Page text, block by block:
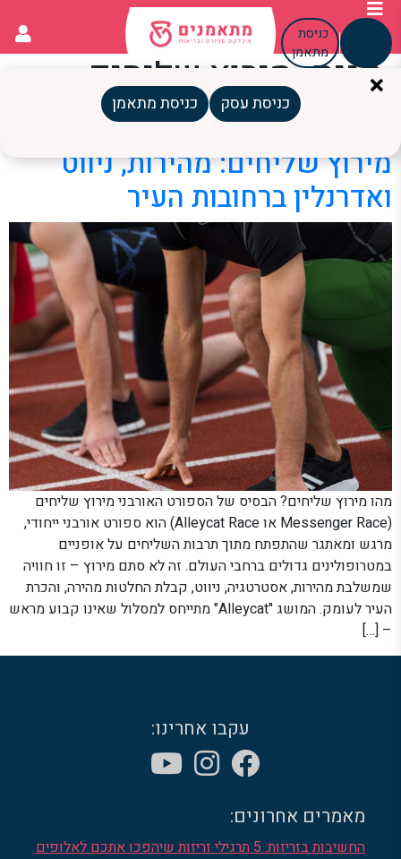
כניסת
מתאמן
כניסת עסק כניסת מתאמן
תגית:מירוץ שליחים
ישראל
מירוץ שליחים: מהירות, ניווט
ואדרנלין ברחובות העיר
מהו מירוץ שליחים? הבסיס של הספורט האורבני מירוץ שליחים
(Messenger Race או Alleycat Race) הוא ספורט אורבני ייחודי,
מרגש ומאתגר שהתפתח מתוך תרבות השליחים על אופניים
במטרופולינים גדולים ברחבי העולם. זה לא סתם מירוץ – זו חוויה
שמשלבת מהירות, אסטרטגיה, ניווט, קבלת החלטות מהירה, והכרת
העיר לעומק. המושג "Alleycat" מתייחס למסלול שאינו קבוע מראש
– […]
עקבו אחרינו:
מאמרים אחרונים:
החשיבות בזריזות: 5 תרגילי זריזות שיהפכו אתכם לאלופים